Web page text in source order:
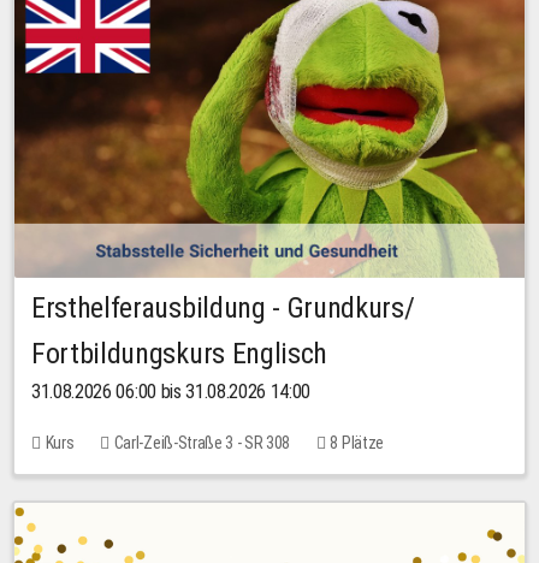
Ersthelferausbildung - Grundkurs/
Fortbildungskurs Englisch
31.08.2026 06:00 bis 31.08.2026 14:00
Kurs Carl-Zeiß-Straße 3 - SR 308 8 Plätze